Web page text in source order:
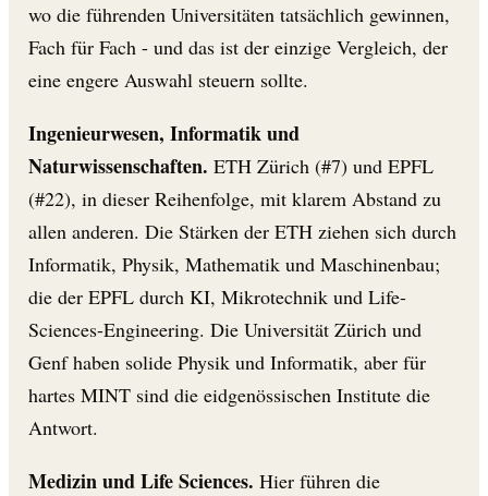
wo die führenden Universitäten tatsächlich gewinnen,
Fach für Fach - und das ist der einzige Vergleich, der
eine engere Auswahl steuern sollte.
Ingenieurwesen, Informatik und
Naturwissenschaften. ETH Zürich (#7) und EPFL
(#22), in dieser Reihenfolge, mit klarem Abstand zu
allen anderen. Die Stärken der ETH ziehen sich durch
Informatik, Physik, Mathematik und Maschinenbau;
die der EPFL durch KI, Mikrotechnik und Life-
Sciences-Engineering. Die Universität Zürich und
Genf haben solide Physik und Informatik, aber für
hartes MINT sind die eidgenössischen Institute die
Antwort.
Medizin und Life Sciences. Hier führen die